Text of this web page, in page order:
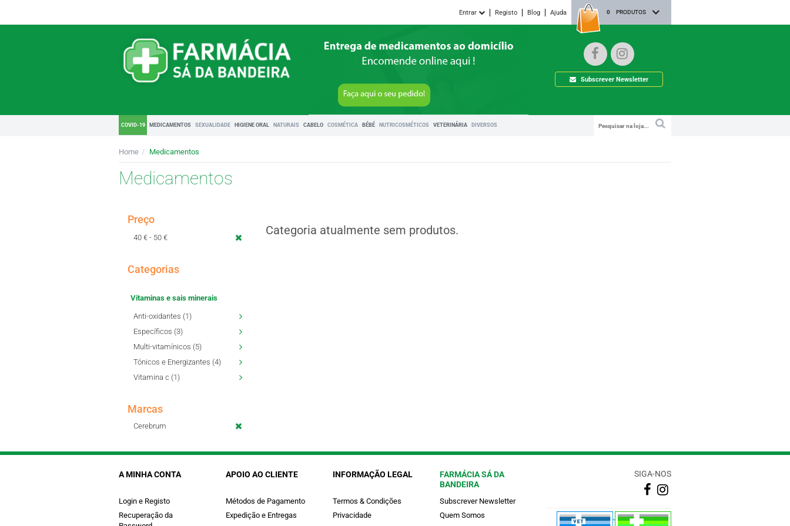
0 PRODUTOS
Entrar Registo Blog Ajuda
Subscrever Newsletter
COVID-19 MEDICAMENTOS SEXUALIDADE HIGIENE ORAL NATURAIS CABELO COSMÉTICA BÉBÉ NUTRICOSMÉTICOS VETERINÁRIA DIVERSOS
Home Medicamentos
Medicamentos
Preço
40 € - 50 €
Categorias
Vitaminas e sais minerais
Anti-oxidantes (1)
Específicos (3)
Multi-vitamínicos (5)
Tónicos e Energizantes (4)
Vitamina c (1)
Marcas
Cerebrum
Categoria atualmente sem produtos.
A MINHA CONTA
Login e Registo
Recuperação da
APOIO AO CLIENTE
Métodos de Pagamento
Expedição e Entregas
INFORMAÇÃO LEGAL
Termos & Condições
Privacidade
FARMÁCIA SÁ DA
BANDEIRA
Subscrever Newsletter
Quem Somos
SIGA-NOS